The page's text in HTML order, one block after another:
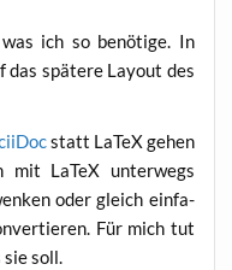
ich so benö­ti­ge. In
das spä­te­re Lay­out des
statt LaTeX gehen
mit LaTeX unter­wegs
oder gleich ein­fa­
Für mich tut
sie soll.